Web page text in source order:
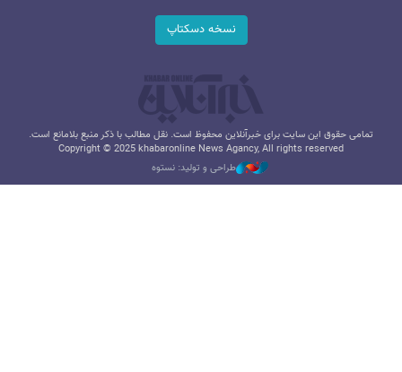
نسخه دسکتاپ
تمامی حقوق این سایت برای خبرآنلاین محفوظ است. نقل مطالب با ذکر منبع بلامانع است.
Copyright © 2025 khabaronline News Agancy, All rights reserved
طراحی و تولید: نستوه